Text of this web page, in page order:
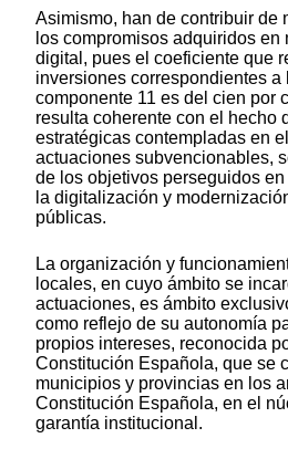
Asimismo, han de contribuir de
los compromisos adquiridos
digital, pues el coeficiente que
inversiones correspondientes a
componente 11 es del cien por
resulta coherente con el hecho
estratégicas contempladas en
actuaciones subvencionables,
de los objetivos perseguidos
la digitalización y
públicas.
La organización y
locales, en cuyo ámbito se
actuaciones, es ámbito
como reflejo de su autonomía
propios intereses, reconocida
Constitución Española, que se
municipios y provincias en los
Constitución Española, en el
garantía institucional.